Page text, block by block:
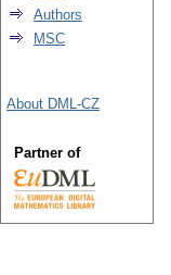
Authors
MSC
About DML-CZ
Partner of